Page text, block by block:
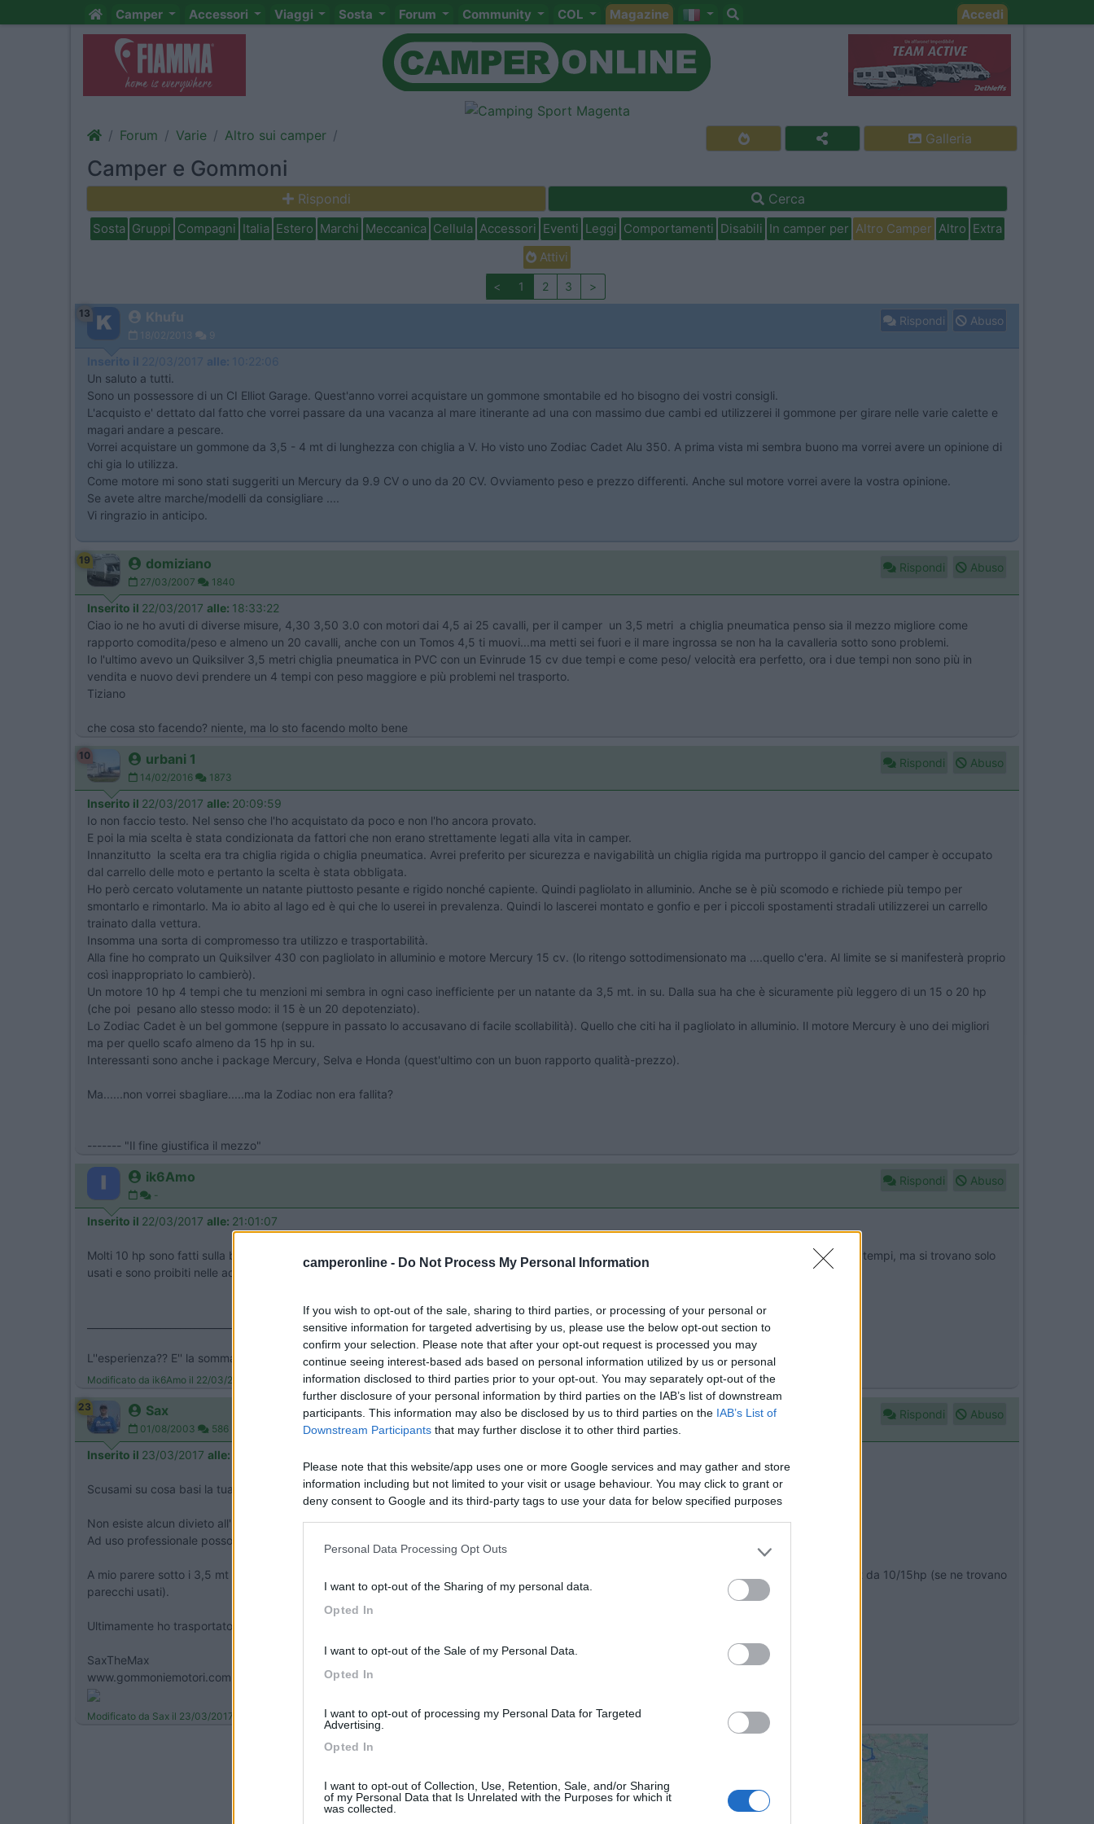
camperonline - Do Not Process My Personal Information
If you wish to opt-out of the sale, sharing to third parties, or processing of your personal or
sensitive information for targeted advertising by us, please use the below opt-out section to
confirm your selection. Please note that after your opt-out request is processed you may
continue seeing interest-based ads based on personal information utilized by us or personal
information disclosed to third parties prior to your opt-out. You may separately opt-out of the
further disclosure of your personal information by third parties on the IAB’s list of downstream
participants. This information may also be disclosed by us to third parties on the IAB’s List of
Downstream Participants that may further disclose it to other third parties.
Please note that this website/app uses one or more Google services and may gather and store
information including but not limited to your visit or usage behaviour. You may click to grant or
deny consent to Google and its third-party tags to use your data for below specified purposes
Personal Data Processing Opt Outs
I want to opt-out of the Sharing of my personal data.
Opted In
I want to opt-out of the Sale of my Personal Data.
Opted In
I want to opt-out of processing my Personal Data for Targeted
Advertising.
Opted In
I want to opt-out of Collection, Use, Retention, Sale, and/or Sharing
of my Personal Data that Is Unrelated with the Purposes for which it
was collected.
Camper Accessori Viaggi Sosta Forum Community COL Magazine Accedi
Forum Varie Altro sui camper Galleria
Camper e Gommoni
Rispondi Cerca
Sosta Gruppi Compagni Italia Estero Marchi Meccanica Cellula Accessori Eventi Leggi Comportamenti Disabili In camper per Altro Camper Altro Extra
Attivi
< 1 2 3 >
13 Khufu
18/02/2013 9
Rispondi Abuso
Inserito il 22/03/2017 alle: 10:22:06
Un saluto a tutti.
Sono un possessore di un CI Elliot Garage. Quest'anno vorrei acquistare un gommone smontabile ed ho bisogno dei vostri consigli.
L'acquisto e' dettato dal fatto che vorrei passare da una vacanza al mare itinerante ad una con massimo due cambi ed utilizzerei il gommone per girare nelle varie calette e
magari andare a pescare.
Vorrei acquistare un gommone da 3,5 - 4 mt di lunghezza con chiglia a V. Ho visto uno Zodiac Cadet Alu 350. A prima vista mi sembra buono ma vorrei avere un opinione di
chi gia lo utilizza.
Come motore mi sono stati suggeriti un Mercury da 9.9 CV o uno da 20 CV. Ovviamento peso e prezzo differenti. Anche sul motore vorrei avere la vostra opinione.
Se avete altre marche/modelli da consigliare ....
Vi ringrazio in anticipo.
19 domiziano
27/03/2007 1840
Rispondi Abuso
Inserito il 22/03/2017 alle: 18:33:22
Ciao io ne ho avuti di diverse misure, 4,30 3,50 3.0 con motori dai 4,5 ai 25 cavalli, per il camper un 3,5 metri a chiglia pneumatica penso sia il mezzo migliore come
rapporto comodita/peso e almeno un 20 cavalli, anche con un Tomos 4,5 ti muovi...ma metti sei fuori e il mare ingrossa se non ha la cavalleria sotto sono problemi.
Io l'ultimo avevo un Quiksilver 3,5 metri chiglia pneumatica in PVC con un Evinrude 15 cv due tempi e come peso/ velocità era perfetto, ora i due tempi non sono più in
vendita e nuovo devi prendere un 4 tempi con peso maggiore e più problemi nel trasporto.
Tiziano
che cosa sto facendo? niente, ma lo sto facendo molto bene
10 urbani 1
14/02/2016 1873
Rispondi Abuso
Inserito il 22/03/2017 alle: 20:09:59
Io non faccio testo. Nel senso che l'ho acquistato da poco e non l'ho ancora provato.
​E poi la mia scelta è stata condizionata da fattori che non erano strettamente legati alla vita in camper.
​Innanzitutto la scelta era tra chiglia rigida o chiglia pneumatica. Avrei preferito per sicurezza e navigabilità un chiglia rigida ma purtroppo il gancio del camper è occupato
dal carrello delle moto e pertanto la scelta è stata obbligata.
​Ho però cercato volutamente un natante piuttosto pesante e rigido nonché capiente. Quindi pagliolato in alluminio. Anche se è più scomodo e richiede più tempo per
smontarlo e rimontarlo. Ma io abito al lago ed è qui che lo userei in prevalenza. Quindi lo lascerei montato e gonfio e per i piccoli spostamenti stradali utilizzerei un carrello
trainato dalla vettura.
​Insomma una sorta di compromesso tra utilizzo e trasportabilità.
​Alla fine ho comprato un Quiksilver 430 con pagliolato in alluminio e motore Mercury 15 cv. (lo ritengo sottodimensionato ma ....quello c'era. Al limite se si manifesterà proprio
così inappropriato lo cambierò).
​Un motore 10 hp 4 tempi che tu menzioni mi sembra in ogni caso inefficiente per un natante da 3,5 mt. in su. Dalla sua ha che è sicuramente più leggero di un 15 o 20 hp
(che poi pesano allo stesso modo: il 15 è un 20 depotenziato).
​Lo Zodiac Cadet è un bel gommone (seppure in passato lo accusavano di facile scollabilità). Quello che citi ha il pagliolato in alluminio. Il motore Mercury è uno dei migliori
ma per quello scafo almeno da 15 hp in su.
​Interessanti sono anche i package Mercury, Selva e Honda (quest'ultimo con un buon rapporto qualità-prezzo).
Ma......non vorrei sbagliare.....ma la Zodiac non era fallita?
------- "Il fine giustifica il mezzo"
ik6Amo
-
Rispondi Abuso
Inserito il 22/03/2017 alle: 21:01:07
Molti 10 hp sono fatti sulla base del 15 Hp. Comunque a livello di peso fra un 10 ed un 20 Hp c'è poco o nulla. L'ideale come peso sarebbe un due tempi, ma si trovano solo
usati e sono proibiti nelle acque interne.
L''esperienza?? E'' la somma delle fregature!!!
Modificato da ik6Amo il 22/03/2017 alle 21:01:53
23 Sax
01/08/2003 586
Rispondi Abuso
Inserito il 23/03/2017 alle:
Scusami su cosa basi la tua affermazione?
Non esiste alcun divieto all'utilizzo dei motori 2t. solo un divieto alla loro commercializzazione (nuovi) per uso diportistico.
Ad uso professionale possono ancora essere venduti.
A mio parere sotto i 3,5 mt non starei, se possibile cercherei un buon usato in hypalon neoprene con paramezzale rigido e gli abbinerei un buon 2t da 10/15hp (se ne trovano
parecchi usati).
Ultimamente ho trasportato un 4hp 4t e l'ho trovato pesantissimo....
SaxTheMax
www.gommoniemotori.com
Modificato da Sax il 23/03/2017 alle 16:53:55